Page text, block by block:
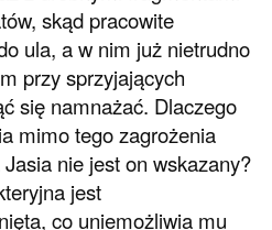
skąd pracowite
ula, a w nim już nietrudno
przy sprzyjających
się namnażać. Dlaczego
mimo tego zagrożenia
nie jest on wskazany?
jest
co uniemożliwia mu